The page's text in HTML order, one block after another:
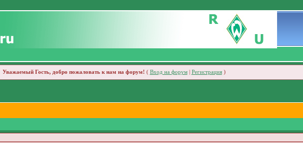
Уважаемый Гость, добро пожаловать к нам на форум! ( Вход на форум| Регистрация)